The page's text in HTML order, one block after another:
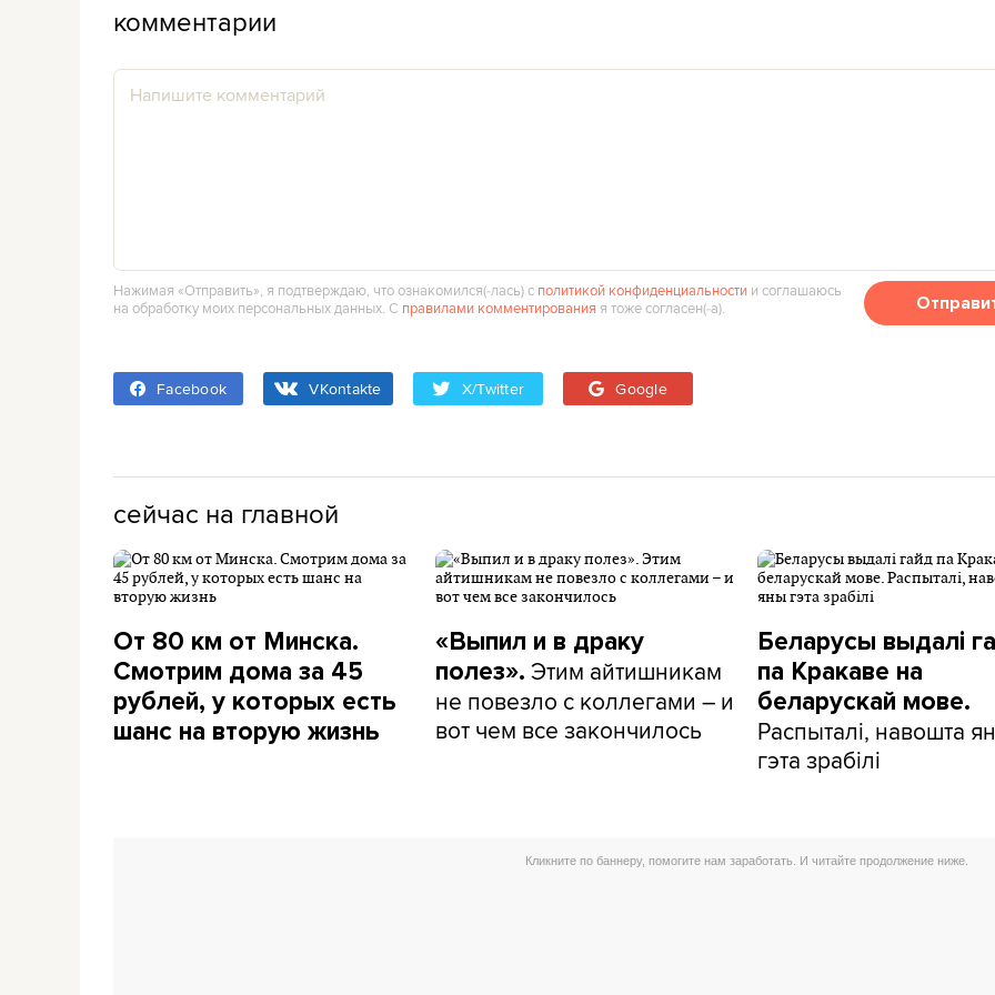
комментарии
Нажимая «Отправить», я подтверждаю, что ознакомился(‑лась) с политикой конфиденциальности и соглашаюсь
на обработку моих персональных данных. С правилами комментирования я тоже согласен(‑а).
Facebook VKontakte X/Twitter Google
сейчас на главной
От 80 км от Минска.
Смотрим дома за 45
рублей, у которых есть
шанс на вторую жизнь
«Выпил и в драку
полез». Этим айтишникам
не повезло с коллегами – и
вот чем все закончилось
Беларусы выдалі
па Кракаве на
беларускай мове.
Распыталі, навошта
гэта зрабілі